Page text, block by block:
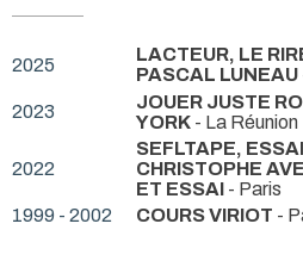
2025
LACTEUR, LE
PASCAL LUNEAU
2023
JOUER JUSTE
YORK - La Réunion
2022
SEFLTAPE,
CHRISTOPHE
ET ESSAI - Paris
1999 - 2002
COURS VIRIOT -